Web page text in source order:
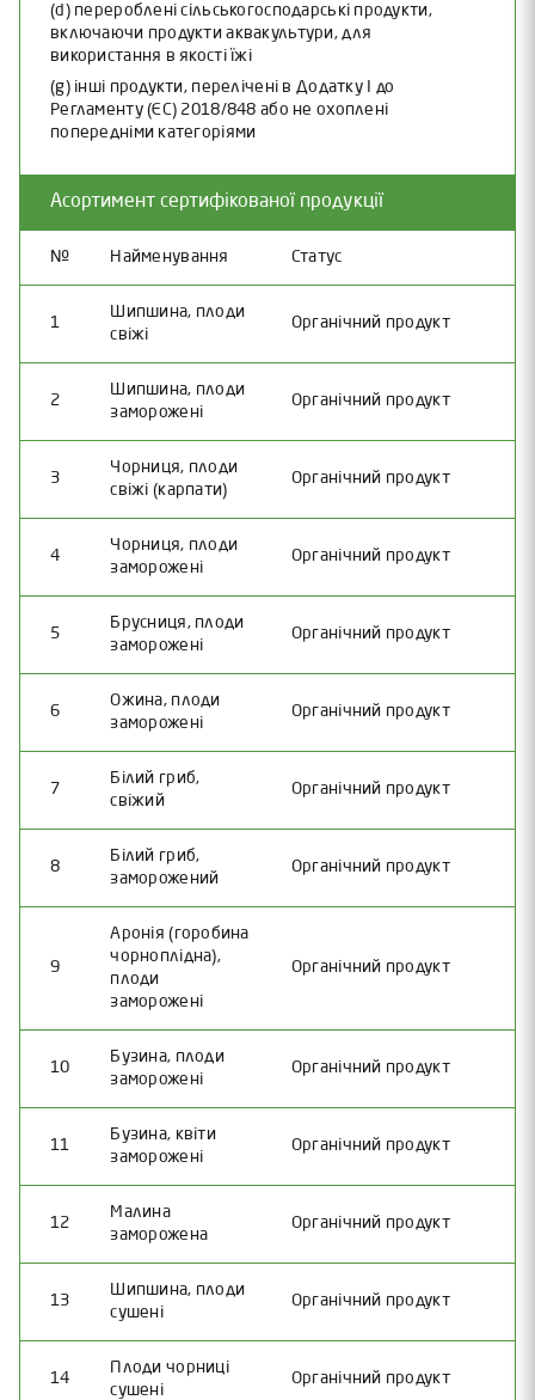
(d) перероблені сільськогосподарські продукти,
включаючи продукти аквакультури, для
використання в якості їжі
(g) інші продукти, перелічені в Додатку I до
Регламенту (ЄС) 2018/848 або не охоплені
попередніми категоріями
Асортимент сертифікованої продукції
№ Найменування Статус
1
Шипшина, плоди
свіжі
Органічний продукт
2
Шипшина, плоди
заморожені
Органічний продукт
3
Чорниця, плоди
свіжі (карпати)
Органічний продукт
4
Чорниця, плоди
заморожені
Органічний продукт
5
Брусниця, плоди
заморожені
Органічний продукт
6
Ожина, плоди
заморожені
Органічний продукт
7
Білий гриб,
свіжий
Органічний продукт
8
Білий гриб,
заморожений
Органічний продукт
9
Аронія (горобина
чорноплідна),
плоди
заморожені
Органічний продукт
10
Бузина, плоди
заморожені
Органічний продукт
11
Бузина, квіти
заморожені
Органічний продукт
12
Малина
заморожена
Органічний продукт
13
Шипшина, плоди
сушені
Органічний продукт
14
Плоди чорниці
сушені
Органічний продукт